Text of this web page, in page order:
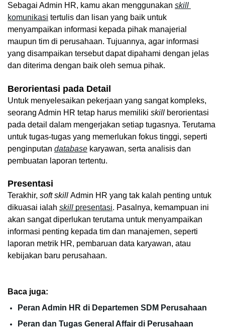
Sebagai Admin HR, kamu akan menggunakan skill
komunikasi tertulis dan lisan yang baik untuk
menyampaikan informasi kepada pihak manajerial
maupun tim di perusahaan. Tujuannya, agar informasi
yang disampaikan tersebut dapat dipahami dengan jelas
dan diterima dengan baik oleh semua pihak.
Berorientasi pada Detail
Untuk menyelesaikan pekerjaan yang sangat kompleks,
seorang Admin HR tetap harus memiliki skill berorientasi
pada detail dalam mengerjakan setiap tugasnya. Terutama
untuk tugas-tugas yang memerlukan fokus tinggi, seperti
penginputan database karyawan, serta analisis dan
pembuatan laporan tertentu.
Presentasi
Terakhir, soft skill Admin HR yang tak kalah penting untuk
dikuasai ialah skill presentasi. Pasalnya, kemampuan ini
akan sangat diperlukan terutama untuk menyampaikan
informasi penting kepada tim dan manajemen, seperti
laporan metrik HR, pembaruan data karyawan, atau
kebijakan baru perusahaan.
Baca juga:
Peran Admin HR di Departemen SDM Perusahaan
Peran dan Tugas General Affair di Perusahaan